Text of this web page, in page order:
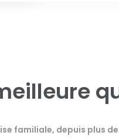
familiale, depuis plus